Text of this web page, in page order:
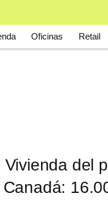
Oficinas Retail
del